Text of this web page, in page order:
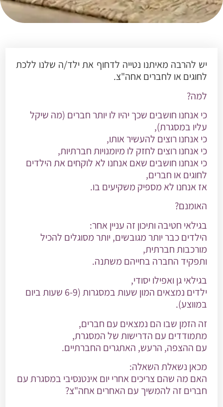
יש להרבה מאיתנו נטייה לדחוף את ילד/ה שלנו ללכת
לחוגים או לחברים אחה"צ.
למה?
כי אנחנו חושבים שכך יהיו לו יותר חברים (מה שיקל
עליו במסגרת),
כי אנחנו רוצים להעשיר אותו,
כי אנחנו רוצים לחזק לו מיומנויות חברתיות,
כי אנחנו חושבים שאם אנחנו לא לוקחים את הילדים
לחוגים או חברים,
אז אנחנו לא מספיק משקיעים בו.
האומנם?
בגילאי חטיבה ותיכון זה עניין אחר:
הילדים כבר יותר מגובשים, יותר מסוגלים להכיל
מורכבות חברתית,
ותפקיד החברה בחייהם משתנה.
בגילאי גן ואפילו יסודי,
ילדים נמצאים המון שעות במסגרות (6-9 שעות ביום
במווצע).
זה הזמן שבו הם נמצאים עם חברים,
מתמודדים עם הדרישות של המסגרת,
עם ההצפה, הרעש, האתגרים החברתיים.
מכאן נשאלת השאלה:
האם מה שהם צריכים אחרי יום אינטנסיבי במסגרת עם
חברים זה להמשיך עם האחרים אחה"צ?